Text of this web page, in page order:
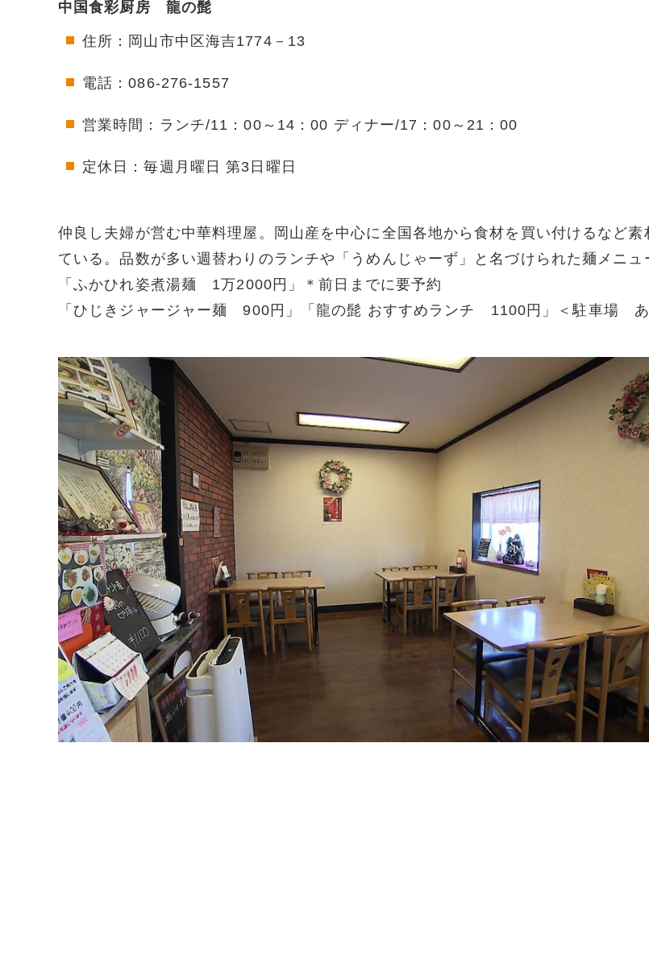
中国食彩厨房 龍の髭
住所：岡山市中区海吉1774－13
電話：086-276-1557
営業時間：ランチ/11：00～14：00 ディナー/17：00～21：00
定休日：毎週月曜日 第3日曜日
仲良し夫婦が営む中華料理屋。岡山産を中心に全国各地から食材を買い付けるなど素
ている。品数が多い週替わりのランチや「うめんじゃーず」と名づけられた麺メニュ
「ふかひれ姿煮湯麺 1万2000円」＊前日までに要予約
「ひじきジャージャー麺 900円」「龍の髭 おすすめランチ 1100円」＜駐車場 あ